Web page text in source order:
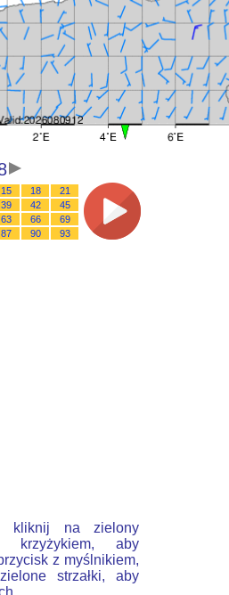
15 18
21
39 42
45
63 66
69
87 90 93
kliknij na zielony
krzyżykiem, aby
z myślnikiem,
strzałki, aby